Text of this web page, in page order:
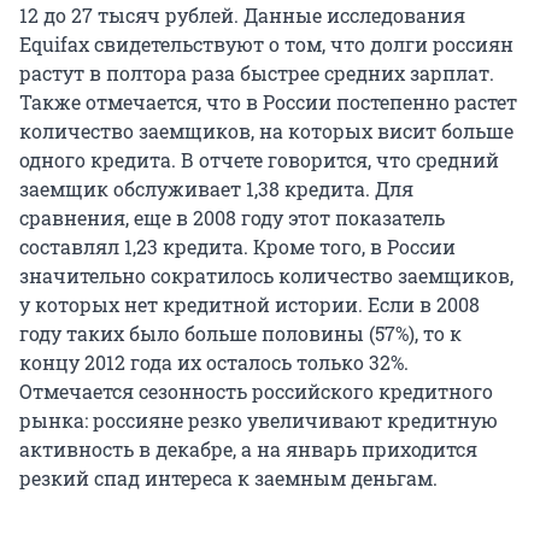
12 до 27 тысяч рублей. Данные исследования
Equifax свидетельствуют о том, что долги россиян
растут в полтора раза быстрее средних зарплат.
Также отмечается, что в России постепенно растет
количество заемщиков, на которых висит больше
одного кредита. В отчете говорится, что средний
заемщик обслуживает 1,38 кредита. Для
сравнения, еще в 2008 году этот показатель
составлял 1,23 кредита. Кроме того, в России
значительно сократилось количество заемщиков,
у которых нет кредитной истории. Если в 2008
году таких было больше половины (57%), то к
концу 2012 года их осталось только 32%.
Отмечается сезонность российского кредитного
рынка: россияне резко увеличивают кредитную
активность в декабре, а на январь приходится
резкий спад интереса к заемным деньгам.